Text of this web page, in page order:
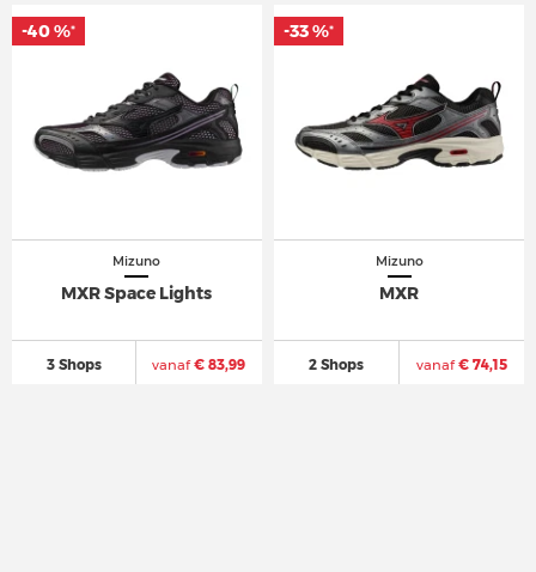
Mizuno
MXR Space Lights
3 Shops vanaf€ 83,99
-40 %*
-40 %*
Mizuno
MXR
2 Shops vanaf€ 74,15
-33 %*
-33 %*